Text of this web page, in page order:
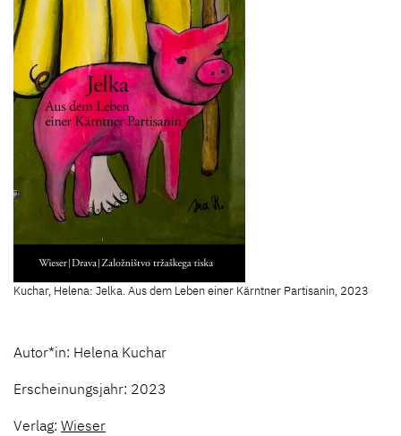
Kuchar, Helena: Jelka. Aus dem Leben einer Kärntner Partisanin, 2023
Autor*in: Helena Kuchar
Erscheinungsjahr: 2023
Verlag: Wieser